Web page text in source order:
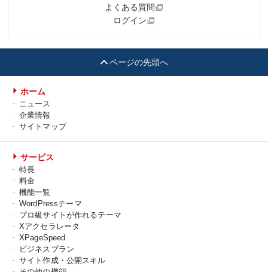
よくある質問
ログイン
ページの先頭へ
ホーム
ニュース
企業情報
サイトマップ
サービス
特長
料金
機能一覧
WordPressテーマ
プロ級サイトが作れるテーマ
Xアクセラレータ
XPageSpeed
ビジネスプラン
サイト作成・公開スキル